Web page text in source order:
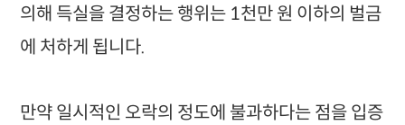
의해 득실을 결정하는 행위는 1천만 원 이하의 벌금
에 처하게 됩니다.
만약 일시적인 오락의 정도에 불과하다는 점을 입증